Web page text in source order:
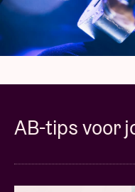
is er ook een lange
zang. Dat is dus niks
spelen, ze spelen om
plezier van het spel
AB-tips voor